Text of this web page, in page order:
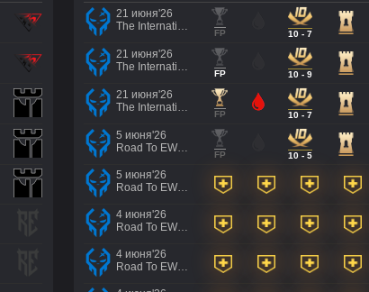
21 июня'26
FP 10 - 7
21 июня'26
FP 10 - 9
21 июня'26
FP 10 - 7
5 июня'26
Road To EWC 2026 Regional Qualifiers
FP 10 - 5
5 июня'26
Road To EWC 2026 Regional Qualifiers
4 июня'26
Road To EWC 2026 Regional Qualifiers
4 июня'26
Road To EWC 2026 Regional Qualifiers